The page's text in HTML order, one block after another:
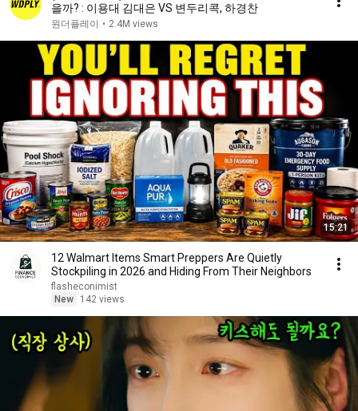
을까? : 이용대 김대은 VS 변두리콕, 하경찬
원더플레이 • 2.4M views
15:21
12 Walmart Items Smart Preppers Are Quietly
Stockpiling in 2026 and Hiding From Their Neighbors
flasheconimist
New
142 views